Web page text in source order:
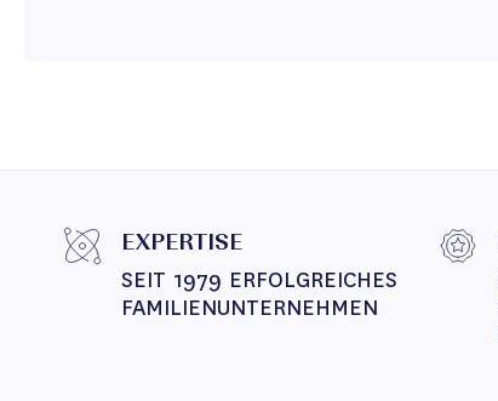
EXPERTISE
SEIT 1979 ERFOLGREICHES
FAMILIENUNTERNEHMEN